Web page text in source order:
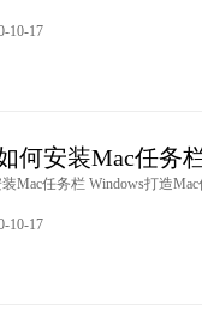
10-17
何安装Mac任务
Mac任务栏 Windows打造
10-17